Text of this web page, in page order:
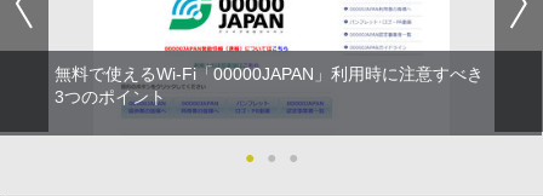
無料で使えるWi-Fi「00000JAPAN」利用時に注意すべき
3つのポイント
● ● ●